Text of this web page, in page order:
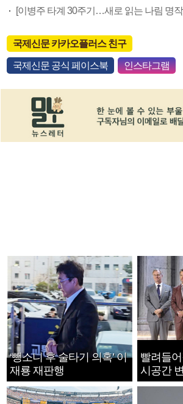
국제신문 카카오플러스 친구
국제신문 공식 페이스북 인스타그램
‘뺑소니 후 술타기 의혹’ 이
재룡 재판행
빨려들
시공간
지는 ‘전